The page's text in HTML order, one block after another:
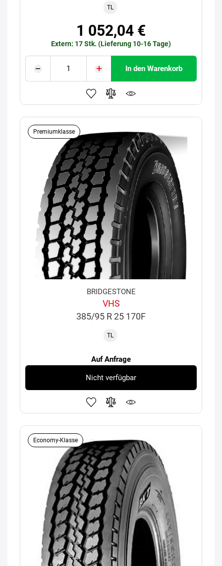
TL
1 052,04 €
Extern: 17 Stk. (Lieferung 10-16 Tage)
In den Warenkorb
Premiumklasse
BRIDGESTONE
VHS
385/95 R 25 170F
TL
Auf Anfrage
Nicht verfügbar
Economy-Klasse